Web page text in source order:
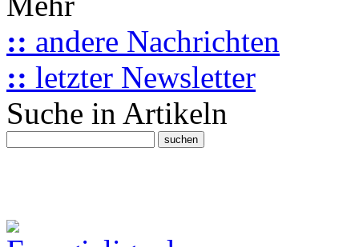
:: andere Nachrichten
:: letzter Newsletter
Suche in Artikeln